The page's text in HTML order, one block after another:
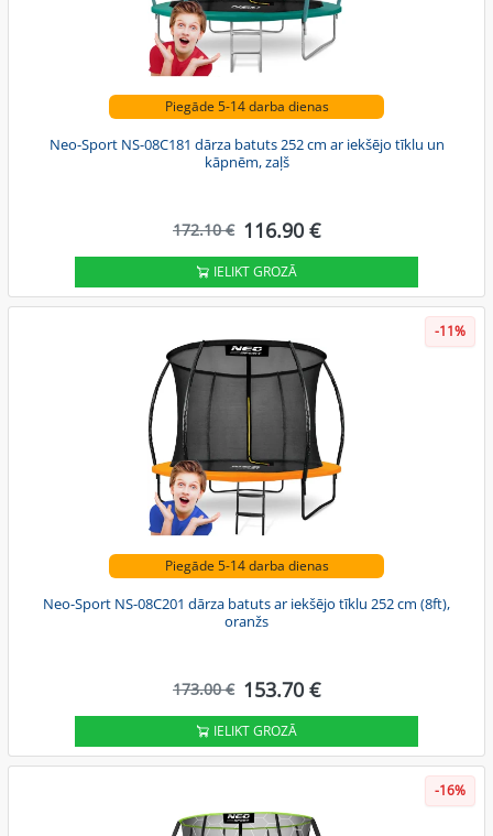
Piegāde 5-14 darba dienas
Neo-Sport NS-08C181 dārza batuts 252 cm ar iekšējo tīklu un
kāpnēm, zaļš
172.10 € 116.90 €
IELIKT GROZĀ
-11%
Piegāde 5-14 darba dienas
Neo-Sport NS-08C201 dārza batuts ar iekšējo tīklu 252 cm (8ft),
oranžs
173.00 € 153.70 €
IELIKT GROZĀ
-16%